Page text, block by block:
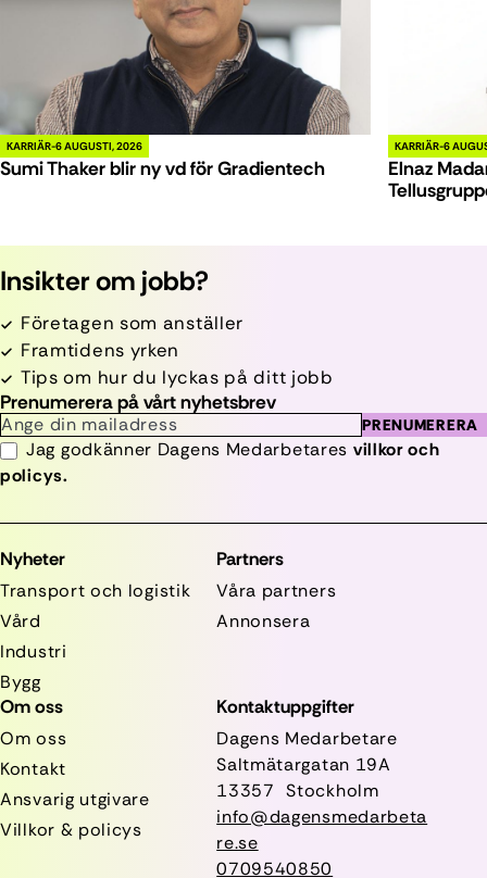
KARRIÄR 6 AUGUSTI, 2026
Sumi Thaker blir ny vd för Gradientech
KARRIÄR 6
Elnaz
Insikter om jobb?
Företagen som anställer
Framtidens yrken
Tips om hur du lyckas på ditt jobb
Prenumerera på vårt nyhetsbrev
PRENUMERERA
Jag godkänner Dagens Medarbetares villkor och
policys.
Nyheter
Transport och logistik
Vård
Industri
Bygg
Partners
Våra partners
Annonsera
Om oss
Om oss
Kontakt
Ansvarig utgivare
Villkor & policys
Kontaktuppgifter
Dagens Medarbetare
Saltmätargatan 19A
13357 Stockholm
info@dagensmedarbeta
re.se
0709540850